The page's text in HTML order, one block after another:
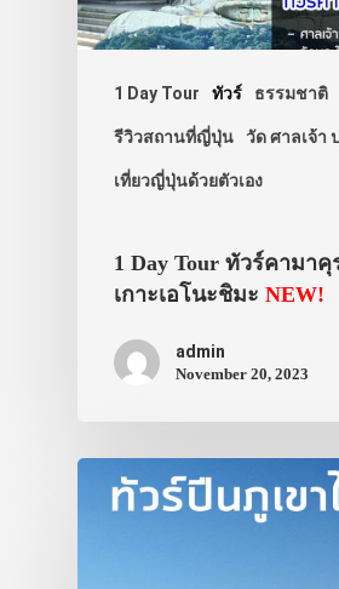
1 Day Tour ทัวร์ ธรรมชาติ
รีวิวสถานที่ญี่ปุ่น วัด ศาลเจ้า
เที่ยวญี่ปุ่นด้วยตัวเอง
1 Day Tour ทัวร์คามาคุ
เกาะเอโนะชิมะ NEW!
admin
November 20, 2023
เ